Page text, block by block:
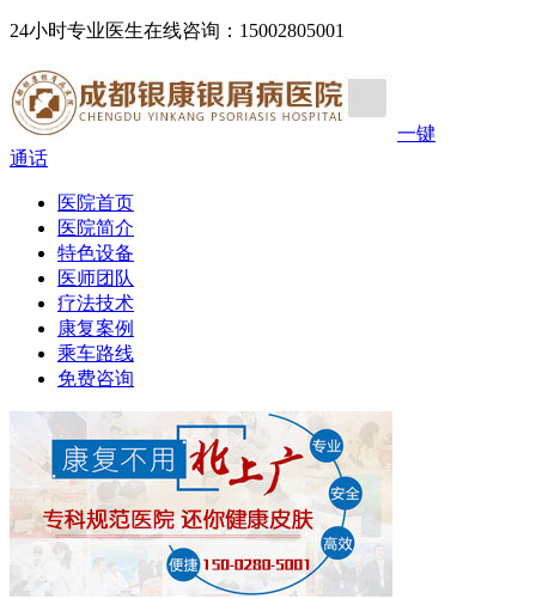
24小时专业医生在线咨询：15002805001
一键
通话
医院首页
医院简介
特色设备
医师团队
疗法技术
康复案例
乘车路线
免费咨询